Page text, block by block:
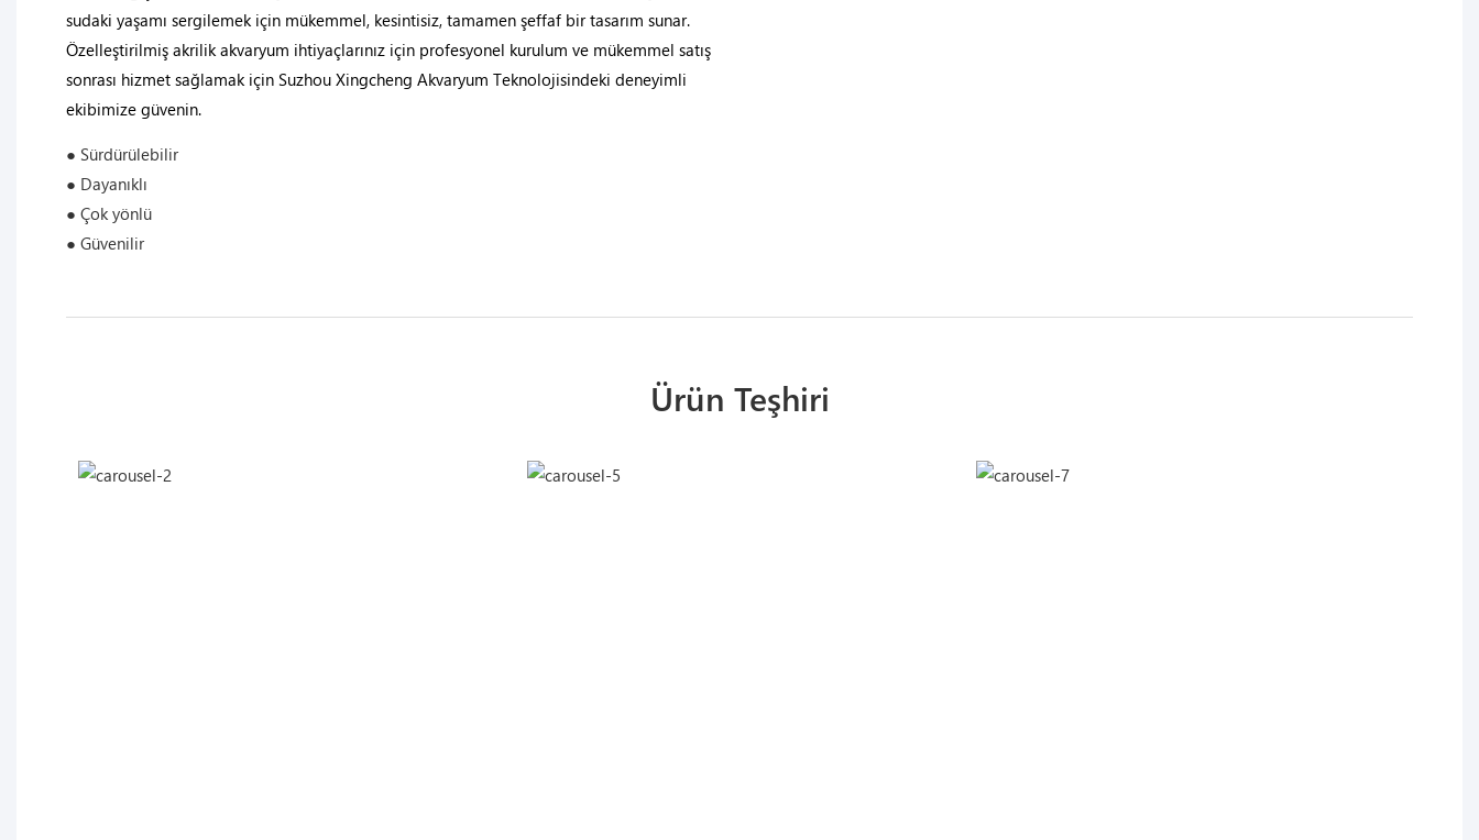
sudaki yaşamı sergilemek için mükemmel, kesintisiz, tamamen şeffaf bir tasarım sunar.
Özelleştirilmiş akrilik akvaryum ihtiyaçlarınız için profesyonel kurulum ve mükemmel satış
sonrası hizmet sağlamak için Suzhou Xingcheng Akvaryum Teknolojisindeki deneyimli
ekibimize güvenin.
● Sürdürülebilir
● Dayanıklı
● Çok yönlü
● Güvenilir
Ürün Teşhiri